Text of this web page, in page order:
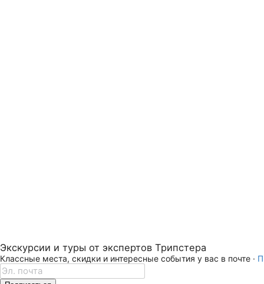
Экскурсии и туры от экспертов Трипстера
Классные места, скидки и интересные события у вас в почте ·